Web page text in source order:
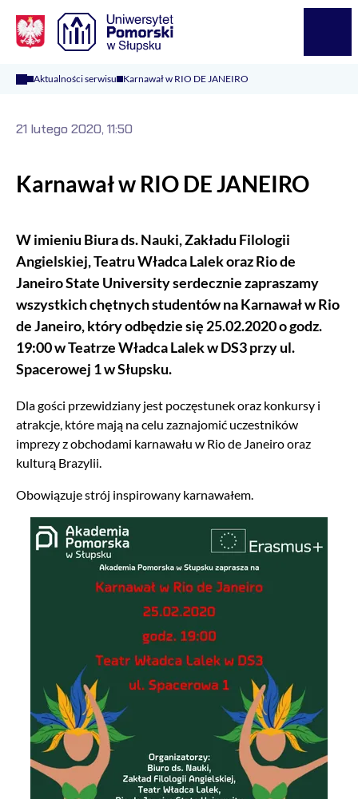
Aktualności serwisu Karnawał w RIO DE JANEIRO
Karnawał w RIO DE JANEIRO
W imieniu Biura ds. Nauki, Zakładu Filologii
Angielskiej, Teatru Władca Lalek oraz Rio de
Janeiro State University serdecznie zapraszamy
wszystkich chętnych studentów na Karnawał w Rio
de Janeiro, który odbędzie się 25.02.2020 o godz.
19:00 w Teatrze Władca Lalek w DS3 przy ul.
Spacerowej 1 w Słupsku.
21 lutego 2020, 11:50
Dla gości przewidziany jest poczęstunek oraz konkursy i
atrakcje, które mają na celu zaznajomić uczestników
imprezy z obchodami karnawału w Rio de Janeiro oraz
kulturą Brazylii.
Obowiązuje strój inspirowany karnawałem.